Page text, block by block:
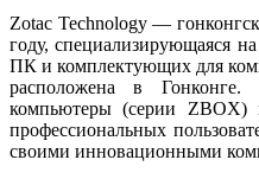
Zotac Technology —
году, специализирующаяся
ПК и комплектующих для
расположена в Гонконге.
компьютеры (серии ZBOX)
профессиональных
своими инновационными